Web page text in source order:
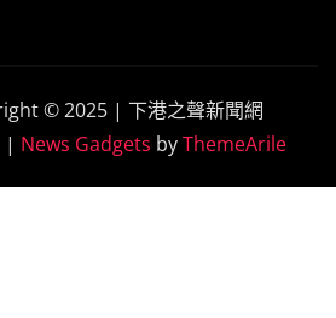
© 2025 | 下港之聲新聞網
| News Gadgets byThemeArile